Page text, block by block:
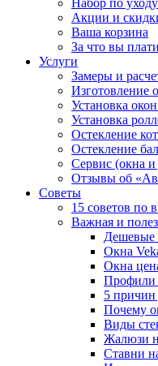
Акции и
Ваша корзина
За что вы
Услуги
Замеры и
Изготовление
Установка
Установка
Остекление
Остекление
Сервис (окна
Отзывы об
Советы
15 советов по
Важная и
Дешевые
Окна
Окна
Профили
5 причин
Почему
Виды
Жалюзи
Ставни